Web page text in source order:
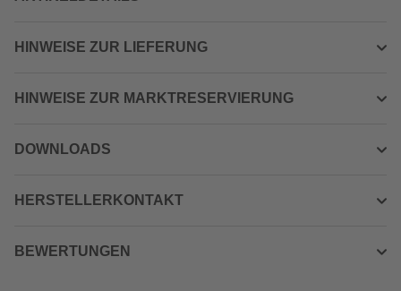
HINWEISE ZUR LIEFERUNG
HINWEISE ZUR MARKTRESERVIERUNG
DOWNLOADS
HERSTELLERKONTAKT
BEWERTUNGEN